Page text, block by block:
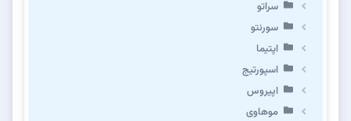
سراتو
سورنتو
اپتیما
اسپورتیج
اپیروس
موهاوی